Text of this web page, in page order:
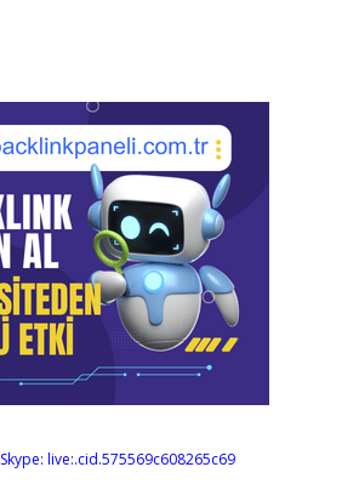
Skype: live:.cid.575569c608265c69